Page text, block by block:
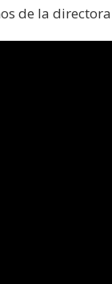
de la directora